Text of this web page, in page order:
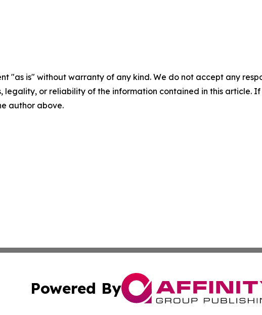
"as is" without warranty of any kind. We do not accept any
legality, or reliability of the information contained in this article.
author above.
Powered By